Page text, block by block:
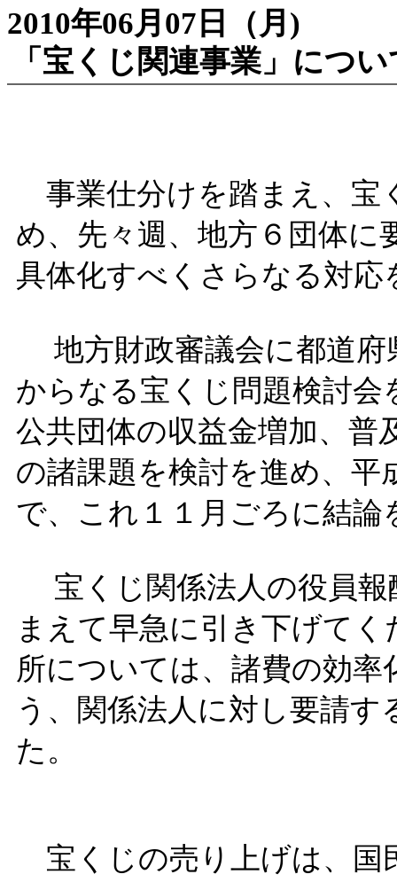
2010年06月07日（月)
「宝くじ関連事業」につ
事業仕分けを踏まえ、宝
め、先々週、地方６団体
具体化すべくさらなる対応
地方財政審議会に都道府
からなる宝くじ問題検討会
公共団体の収益金増加、普
の諸課題を検討を進め、平
で、これ１１月ごろに結
宝くじ関係法人の役員報
まえて早急に引き下げて
所については、諸費の効
う、関係法人に対し要請
た。
宝くじの売り上げは、国